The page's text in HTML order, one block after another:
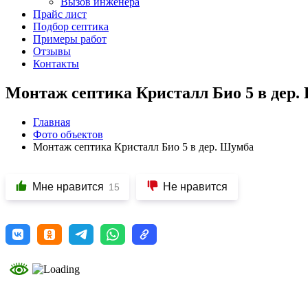
Прайс лист
Подбор септика
Примеры работ
Отзывы
Контакты
Монтаж септика Кристалл Био 5 в
Главная
Фото объектов
Монтаж септика Кристалл Био 5 в дер. Шумба
Мне нравится 15 Не нравится